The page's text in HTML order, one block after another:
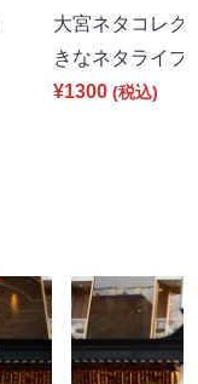
大宮ネタコレク
きなネタライ
¥1300 (税込)